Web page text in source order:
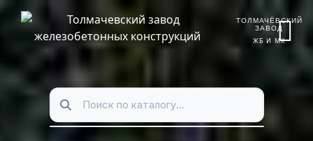
ТОЛМАЧЁВСКИЙ
ЗАВОД
ЖБ И МК